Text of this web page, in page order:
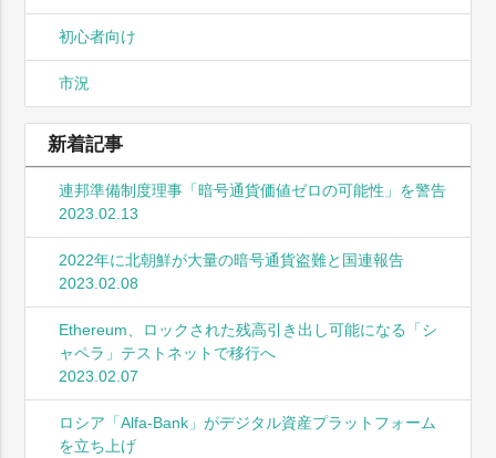
初心者向け
市況
新着記事
連邦準備制度理事「暗号通貨価値ゼロの可能性」を警告
2023.02.13
2022年に北朝鮮が大量の暗号通貨盗難と国連報告
2023.02.08
Ethereum、ロックされた残高引き出し可能になる「シ
ャペラ」テストネットで移行へ
2023.02.07
ロシア「Alfa-Bank」がデジタル資産プラットフォーム
を立ち上げ